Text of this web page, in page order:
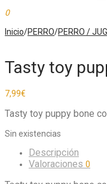
0
Inicio/PERRO/PERRO /
Tasty toy
7,99€
Tasty toy puppy bone
Sin existencias
Descripción
Valoraciones 0